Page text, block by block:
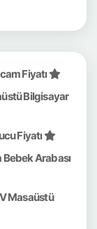
Fiyatı
Bilgisayar
Fiyatı
Arabası
Masaüstü